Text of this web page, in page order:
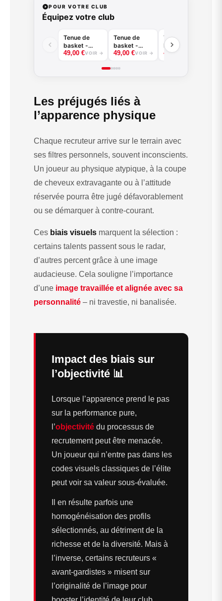
POUR VOTRE CLUB
Équipez votre club
Tenue de
basket -
Tiger -
49,00 €VOIR →
Tenue de
basket -
Claw -
49,00 €VOIR →
Tenue de
basket -
Griffe -
49,00
Les préjugés liés à
l’apparence physique
Chaque recruteur arrive sur le terrain avec
ses filtres personnels, souvent inconscients.
Un joueur au physique atypique, à la coupe
de cheveux extravagante ou à l’attitude
réservée pourra être jugé défavorablement
ou se démarquer à contre-courant.
Ces biais visuels marquent la sélection :
certains talents passent sous le radar,
d’autres percent grâce à une image
audacieuse. Cela souligne l’importance
d’une image travaillée et alignée avec sa
personnalité – ni travestie, ni banalisée.
Impact des biais sur
l’objectivité 📊
Lorsque l’apparence prend le pas
sur la performance pure,
l’objectivité du processus de
recrutement peut être menacée.
Un joueur qui n’entre pas dans les
codes visuels classiques de l’élite
peut voir sa valeur sous-évaluée.
Il en résulte parfois une
homogénéisation des profils
sélectionnés, au détriment de la
richesse et de la diversité. Mais à
l’inverse, certains recruteurs «
avant-gardistes » misent sur
l’originalité de l’image pour